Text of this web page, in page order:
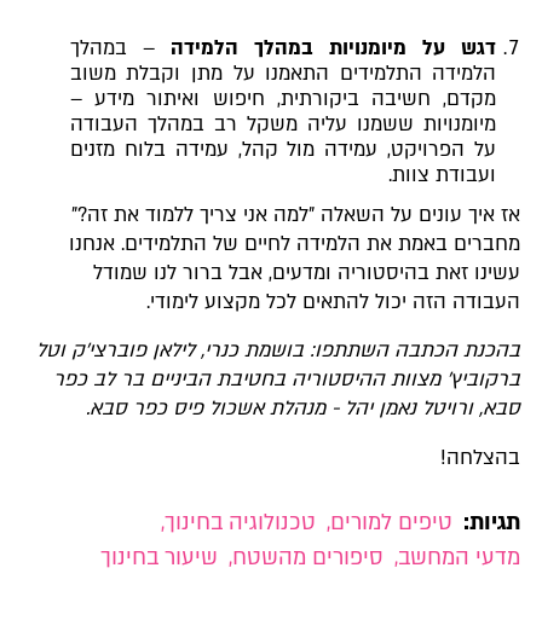
דגש על מיומנויות במהלך הלמידה – במהלך
הלמידה התלמידים התאמנו על מתן וקבלת משוב
מקדם, חשיבה ביקורתית, חיפוש ואיתור מידע –
מיומנויות ששמנו עליה משקל רב במהלך העבודה
על הפרויקט, עמידה מול קהל, עמידה בלוח מזנים
ועבודת צוות.
אז איך עונים על השאלה "למה אני צריך ללמוד את זה?"
מחברים באמת את הלמידה לחיים של התלמידים. אנחנו
עשינו זאת בהיסטוריה ומדעים, אבל ברור לנו שמודל
העבודה הזה יכול להתאים לכל מקצוע לימודי.
בהכנת הכתבה השתתפו: בושמת כנרי, לילאן פוברצי'ק וטל
ברקוביץ' מצוות ההיסטוריה בחטיבת הביניים בר לב כפר
סבא, ורויטל נאמן יהל - מנהלת אשכול פיס כפר סבא.
בהצלחה!
תגיות: טיפים למורים, טכנולוגיה בחינוך,
מדעי המחשב, סיפורים מהשטח, שיעור בחינוך